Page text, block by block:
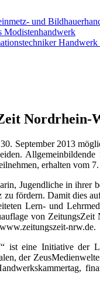
und
Modistenhandwerk
Nordrhein-
September 2013
erhalten vom
Jugendliche in ihrer
fördern. Damit dies
Lern- und
von
nrw.de.
eine Initiative der
der